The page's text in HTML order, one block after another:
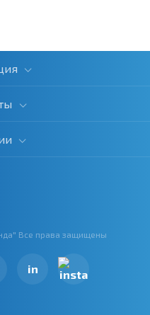
Все права защищены
in